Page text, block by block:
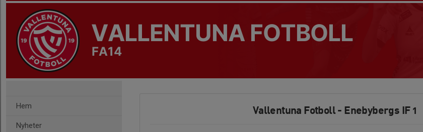
VALLENTUNA FOTBOLL
FA14
Hem
Nyheter
Vallentuna Fotboll - Enebybergs IF 1